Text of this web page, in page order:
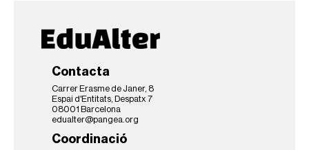
Contacta
Carrer Erasme de Janer, 8
Espai d'Entitats, Despatx 7
08001 Barcelona
edualter@pangea.org
Coordinació